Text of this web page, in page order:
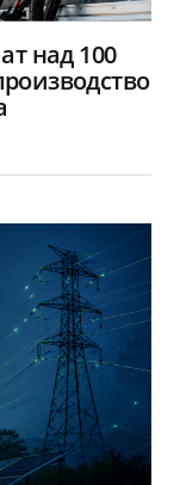
над 100